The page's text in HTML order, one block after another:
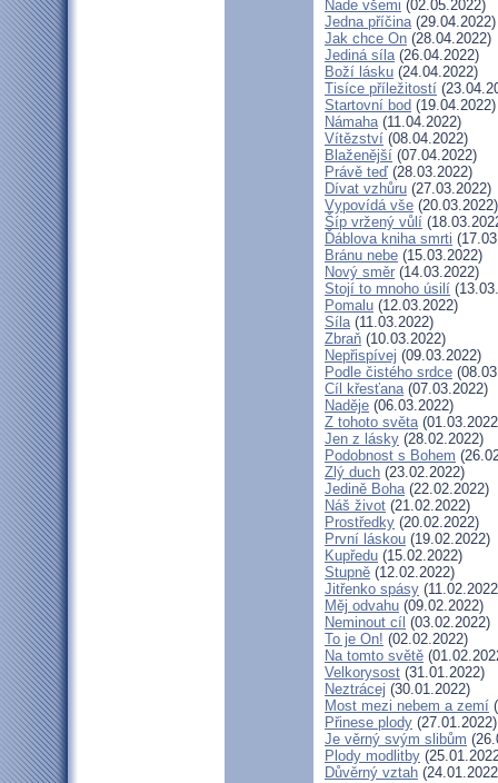
Nade všemi (02.05.2022)
Jedna příčina(29.04.2022)
Jak chce On (28.04.2022)
Jediná síla(26.04.2022)
Boží lásku (24.04.2022)
Tisíce příležitostí
Startovní bod (19.04.2022)
Námaha(11.04.2022)
Vítězství (08.04.2022)
Blaženější (07.04.2022)
Právě teď (28.03.2022)
Dívat vzhůru (27.03.2022)
Vypovídá vše (20.03.2022)
Šíp vržený vůlí
Ďáblova kniha smrti
Bránu nebe (15.03.2022)
Nový směr (14.03.2022)
Stojí to mnoho úsilí
Pomalu (12.03.2022)
Síla(11.03.2022)
Zbraň (10.03.2022)
Nepřispívej (09.03.2022)
Podle čistého srdce
Cíl křesťana(07.03.2022)
Naděje (06.03.2022)
Z tohoto světa
Jen z lásky (28.02.2022)
Podobnost s Bohem
Zlý duch (23.02.2022)
Jedině Boha(22.02.2022)
Náš život (21.02.2022)
Prostředky (20.02.2022)
První láskou (19.02.2022)
Kupředu (15.02.2022)
Stupně (12.02.2022)
Jitřenko spásy
Měj odvahu (09.02.2022)
Neminout cíl (03.02.2022)
To je On! (02.02.2022)
Na tomto světě
Velkorysost (31.01.2022)
Neztrácej (30.01.2022)
Most mezi nebem a zemí
Přinese plody (27.01.2022)
Je věrný svým slibům
Plody modlitby
Důvěrný vztah